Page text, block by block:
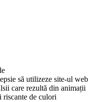
să utilizeze site-ul web
care rezultă din animații
riscante de culori